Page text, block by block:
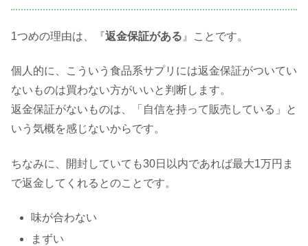
1つめの理由は、『返金保証がある 』ことです。
個人的に、こういう食品系サプリには返金保証がついてい
ないものは買わない方がいいと判断します。
返金保証がないものは、「自信を持って販売している」と
いう気概を感じないからです。
ちなみに、開封していても30日以内であれば最大1万円ま
で返金してくれるとのことです。
味が合わない
まずい